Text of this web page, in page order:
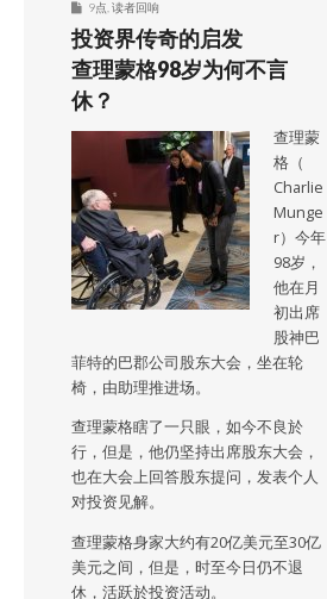
9点 读者回响
投资界传奇的启发
查理蒙格98岁为何不言
休？
查理蒙
格（
Charlie
Munge
r）今年
98岁，
他在月
初出席
股神巴
菲特的巴郡公司股东大会，坐在轮
椅，由助理推进场。
查理蒙格瞎了一只眼，如今不良於
行，但是，他仍坚持出席股东大会，
也在大会上回答股东提问，发表个人
对投资见解。
查理蒙格身家大约有20亿美元至30亿
美元之间，但是，时至今日仍不退
休，活跃於投资活动。